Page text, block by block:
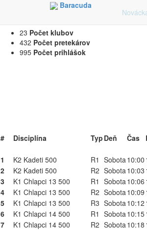
Baracuda
Časový Harmonogram na
23 Počet klubov
432 Počet pretekárov
995 Počet prihlášok
# Disciplína Typ Deň Čas
1
K2 Kadeti 500 R1 Sobota10:00
2
K2 Kadeti 500 R2 Sobota10:03
3
K1 Chlapci 13 500 R1 Sobota10:06
4
K1 Chlapci 13 500 R2 Sobota10:09
5
K1 Chlapci 13 500 R3 Sobota10:12
6
K1 Chlapci 14 500 R1 Sobota10:15
7
K1 Chlapci 14 500 R2 Sobota10:18